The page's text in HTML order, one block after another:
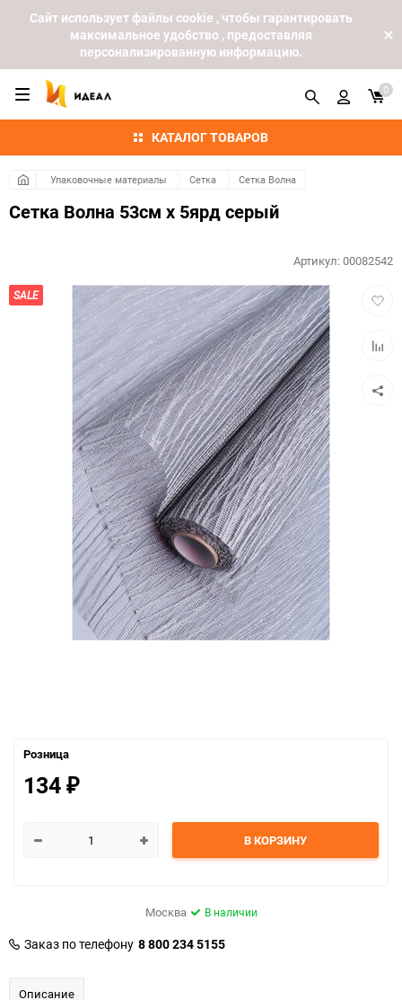
Cайт использует файлы cookie , чтобы гарантировать
максимальное удобство , предоставляя
персонализированную информацию.
КАТАЛОГ ТОВАРОВ
0
Упаковочные материалы Сетка Сетка Волна
Сетка Волна 53см х 5ярд серый
SALE
Артикул:00082542
Розница
134 ₽
В КОРЗИНУ
Москва В наличии
Заказ по телефону 8 800 234 5155
Описание